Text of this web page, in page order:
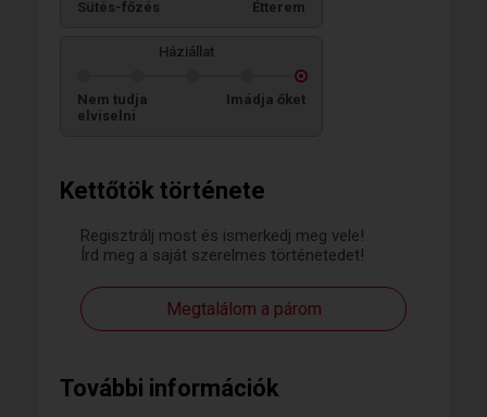
Kettőtök története
Regisztrálj most és ismerkedj meg vele!
Írd meg a saját szerelmes történetedet!
Megtalálom a párom
További információk
Sütés-főzés Étterem
Háziállat
Nem tudja
elviselni
Imádja őket